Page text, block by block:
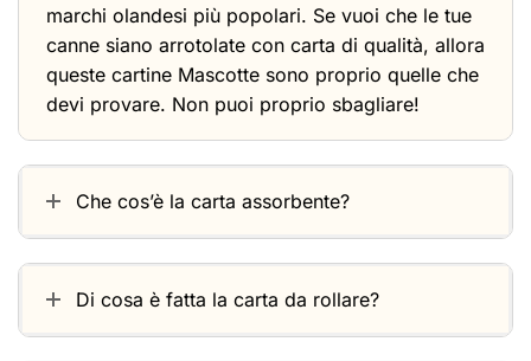
marchi olandesi più popolari. Se vuoi che le tue
canne siano arrotolate con carta di qualità, allora
queste cartine Mascotte sono proprio quelle che
devi provare. Non puoi proprio sbagliare!
Che cos’è la carta assorbente?
Di cosa è fatta la carta da rollare?